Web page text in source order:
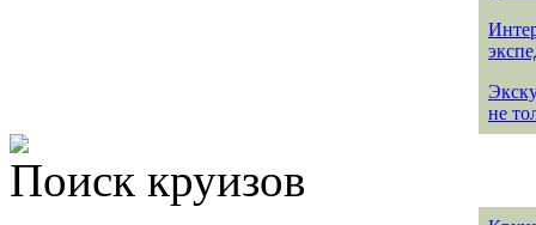
не
Поиск круизов